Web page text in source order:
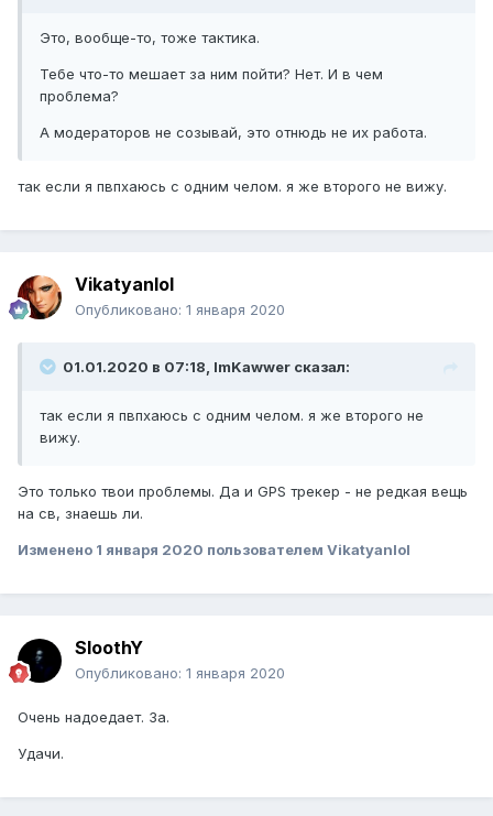
Это, вообще-то, тоже тактика.
Тебе что-то мешает за ним пойти? Нет. И в чем
проблема?
А модераторов не созывай, это отнюдь не их работа.
так если я пвпхаюсь с одним челом. я же второго не вижу.
Vikatyanlol
Опубликовано: 1 января 2020
01.01.2020 в 07:18, ImKawwer сказал:
так если я пвпхаюсь с одним челом. я же второго не
вижу.
Это только твои проблемы. Да и GPS трекер - не редкая вещь
на св, знаешь ли.
Изменено 1 января 2020 пользователем Vikatyanlol
SloothY
Опубликовано: 1 января 2020
Очень надоедает. За.
Удачи.